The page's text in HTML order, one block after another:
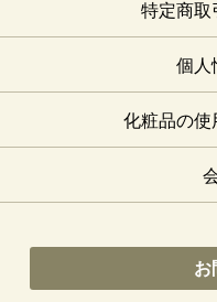
特定商取
個人
化粧品の使
お